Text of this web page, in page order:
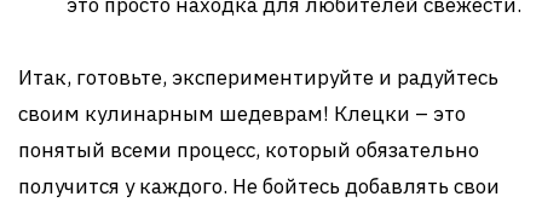
Итак, готовьте, экспериментируйте и радуйтесь
своим кулинарным шедеврам! Клецки – это
понятый всеми процесс, который обязательно
получится у каждого. Не бойтесь добавлять свои